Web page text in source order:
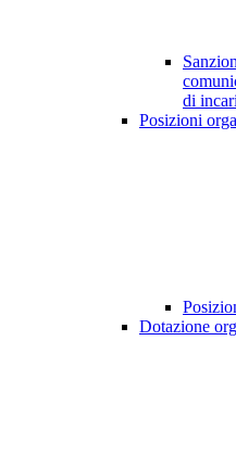
di
Posizioni
Dotazione